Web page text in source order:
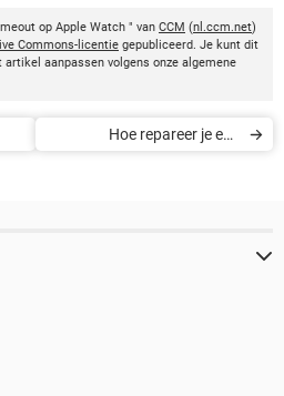
op Apple Watch " van CCM (nl.ccm.net)
Commons-licentie gepubliceerd. Je kunt dit
aanpassen volgens onze algemene
Hoe repareer je een